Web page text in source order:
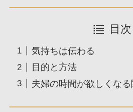
目次
気持ちは伝わる
目的と方法
夫婦の時間が欲しくな